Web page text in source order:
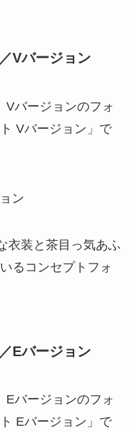
Vバージョン
Vバージョンのフォ
Vバージョン」で
ン
衣装と茶目っ気あふ
るコンセプトフォ
Eバージョン
Eバージョンのフォ
Eバージョン」で